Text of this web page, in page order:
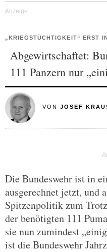
„KRIEGSTÜCHTIGKEIT“ ERST
Abgewirtschaftet:
111 Panzern nur
VON JOSEF
Die Bundeswehr ist in
ausgerechnet jetzt, und
Spitzenpolitik zum
der benötigten 111
sie nun zumindest
ist die Bundeswehr